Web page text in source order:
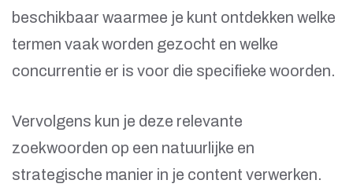
beschikbaar waarmee je kunt ontdekken welke
termen vaak worden gezocht en welke
concurrentie er is voor die specifieke woorden.
Vervolgens kun je deze relevante
zoekwoorden op een natuurlijke en
strategische manier in je content verwerken.